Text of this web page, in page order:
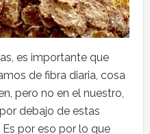
es importante que
de fibra diaria, cosa
pero no en el nuestro,
debajo de estas
por eso por lo que